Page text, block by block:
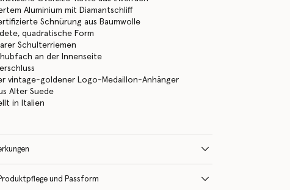
Aluminium mit Diamantschliff
Schnürung aus Baumwolle
quadratische Form
Schulterriemen
an der Innenseite
vintage-goldener Logo-Medaillon-Anhänger
Alter Suede
in Italien
und Passform